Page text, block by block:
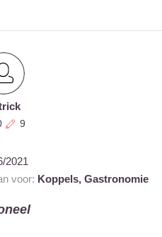
9
2021
voor: Koppels, Gastronomie